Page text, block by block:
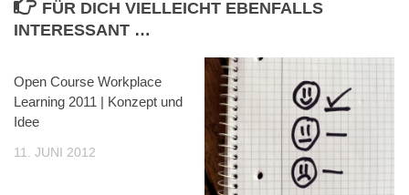
FÜR DICH VIELLEICHT EBENFALLS
INTERESSANT …
Open Course Workplace
Learning 2011 | Konzept und
Idee
11. JUNI 2012